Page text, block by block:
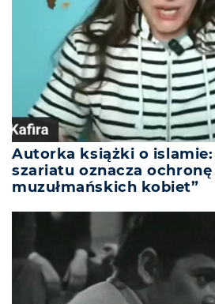
Autorka książki o
szariatu oznacza ochronę
muzułmańskich kobiet”